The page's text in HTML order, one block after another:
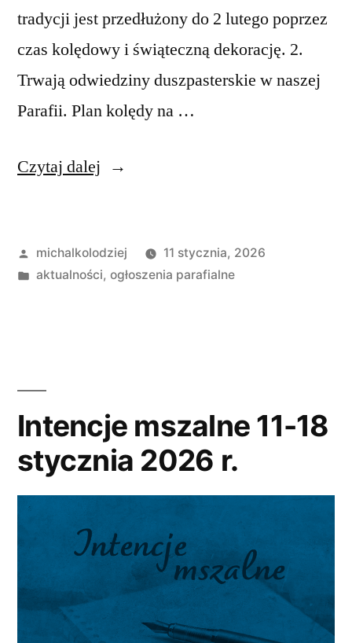
tradycji jest przedłużony do 2 lutego poprzez
czas kolędowy i świąteczną dekorację. 2.
Trwają odwiedziny duszpasterskie w naszej
Parafii. Plan kolędy na …
Czytaj dalej „Ogłoszenia
Chrztu
Pańskiego,
D.
2025”
Opublikowane
przez
michalkolodziej
11 stycznia, 2026
Opublikowano
aktualności, ogłoszenia parafialne
Intencje mszalne 11-18
stycznia 2026 r.